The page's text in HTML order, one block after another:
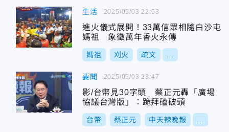
生活
進火儀式展開！33萬信眾相隨白沙屯
媽祖 象徵萬年香火永傳
媽祖 刈火 疏文
2025/05/03 22:53
要聞
影/台幣見30字頭 蔡正元轟「廣場
協議台灣版」：跪拜磕破頭
台幣 蔡正元 中天辣晚報
2025/05/03 23:47